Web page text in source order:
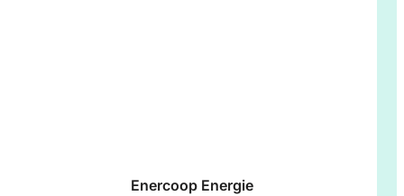
Enercoop Energie